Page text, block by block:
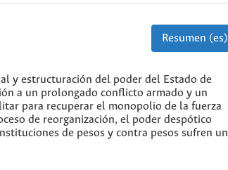
Resumen (es)
y estructuración del poder del Estado de
a un prolongado conflicto armado y un
para recuperar el monopolio de la fuerza
de reorganización, el poder despótico
de pesos y contra pesos sufren un